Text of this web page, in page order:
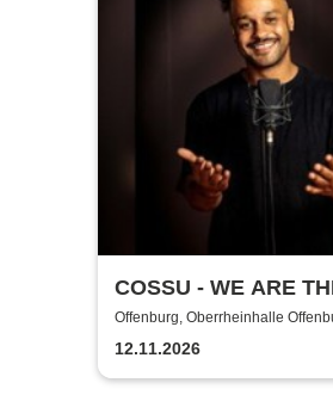
COSSU - WE ARE
GERMANS - Stand-
Comedy
Offenburg, Oberrheinhalle
12.11.2026